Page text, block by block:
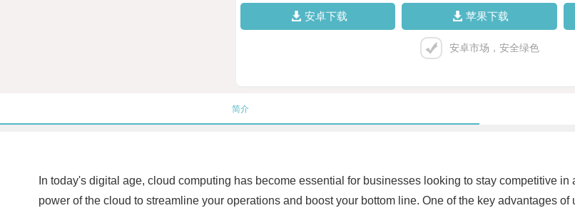
安卓下载 苹果下载
安卓市场，安全绿色
简介
In today's digital age, cloud computing has become essential for businesses looking to stay competitive
power of the cloud to streamline your operations and boost your bottom line. One of the key advantages